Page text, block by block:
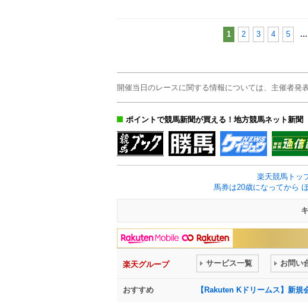
1 2 3 4 5 ...
開催当日のレースに関する情報については、主催者発
ポイントで競馬新聞が買える！地方競馬ネット新聞
楽天競馬トッ
馬券は20歳になってから
楽天グループ サービス一覧 お問い
おすすめ 【Rakuten Kドリームス】新規